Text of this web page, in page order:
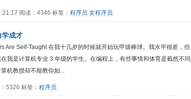
阅读：4346 标签： 程序员 女程序员
学成才
Are Self-Taught 在我十几岁的时候就开始玩甲级棒球。我水平很差，
我是计算机专业 3 年级的学生。在编程上，有些事情和体育是截然不
机教授却不能教你如...
5326 标签： 程序员